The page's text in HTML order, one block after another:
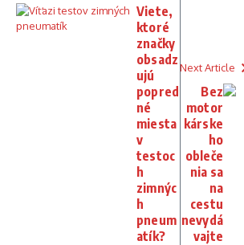
Viete,
ktoré
značky
obsadz
ujú
popred
né
miesta
v
testoc
h
zimnýc
h
pneum
atík?
Next Article
Bez
motor
kárske
ho
obleče
nia sa
na
cestu
nevydá
vajte